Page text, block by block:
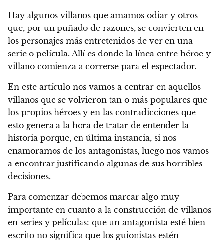
Hay algunos villanos que amamos odiar y otros
que, por un puñado de razones, se convierten en
los personajes más entretenidos de ver en una
serie o película. Allí es donde la línea entre héroe y
villano comienza a correrse para el espectador.
En este artículo nos vamos a centrar en aquellos
villanos que se volvieron tan o más populares que
los propios héroes y en las contradicciones que
esto genera a la hora de tratar de entender la
historia porque, en última instancia, si nos
enamoramos de los antagonistas, luego nos vamos
a encontrar justificando algunas de sus horribles
decisiones.
Para comenzar debemos marcar algo muy
importante en cuanto a la construcción de villanos
en series y películas: que un antagonista esté bien
escrito no significa que los guionistas estén